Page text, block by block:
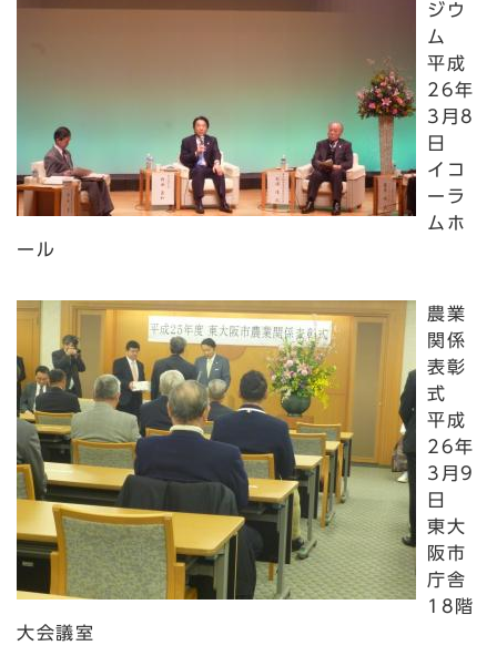
ジウ
ム
平成
26年
3月8
日
イコ
ーラ
ムホ
ール
農業
関係
表彰
式
平成
26年
3月9
日
東大
阪市
庁舎
18階
大会議室